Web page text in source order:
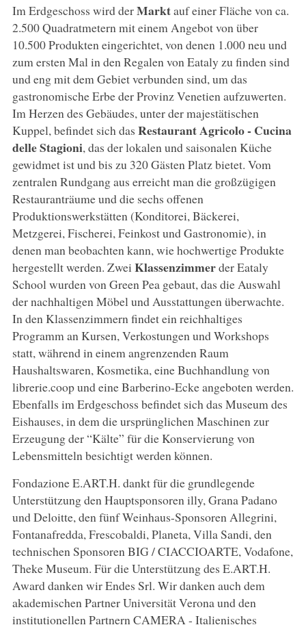
Im Erdgeschoss wird derMarktauf einer Fläche von ca.
2.500 Quadratmetern mit einem Angebot von über
10.500 Produkten eingerichtet, von denen 1.000 neu und
zum ersten Mal in den Regalen von Eataly zu finden sind
und eng mit dem Gebiet verbunden sind, um das
gastronomische Erbe der Provinz Venetien aufzuwerten.
Im Herzen des Gebäudes, unter der majestätischen
Kuppel, befindet sich das Restaurant Agricolo - Cucina
delle Stagioni, das der lokalen und saisonalen Küche
gewidmet ist und bis zu 320 Gästen Platz bietet. Vom
zentralen Rundgang aus erreicht man die großzügigen
Restauranträume und die sechs offenen
Produktionswerkstätten (Konditorei, Bäckerei,
Metzgerei, Fischerei, Feinkost und Gastronomie), in
denen man beobachten kann, wie hochwertige Produkte
hergestellt werden. Zwei Klassenzimmerder Eataly
School wurden von Green Pea gebaut, das die Auswahl
der nachhaltigen Möbel und Ausstattungen überwachte.
In den Klassenzimmern findet ein reichhaltiges
Programm an Kursen, Verkostungen und Workshops
statt, während in einem angrenzenden Raum
Haushaltswaren, Kosmetika, eine Buchhandlung von
librerie.coop und eine Barberino-Ecke angeboten werden.
Ebenfalls im Erdgeschoss befindet sich das Museum des
Eishauses, in dem die ursprünglichen Maschinen zur
Erzeugung der “Kälte” für die Konservierung von
Lebensmitteln besichtigt werden können.
Fondazione E.ART.H. dankt für die grundlegende
Unterstützung den Hauptsponsoren illy, Grana Padano
und Deloitte, den fünf Weinhaus-Sponsoren Allegrini,
Fontanafredda, Frescobaldi, Planeta, Villa Sandi, den
technischen Sponsoren BIG / CIACCIOARTE, Vodafone,
Theke Museum. Für die Unterstützung des E.ART.H.
Award danken wir Endes Srl. Wir danken auch dem
akademischen Partner Universität Verona und den
institutionellen Partnern CAMERA - Italienisches